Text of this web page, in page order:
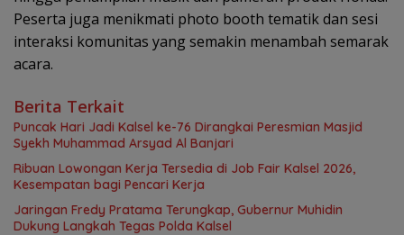
Peserta juga menikmati photo booth tematik dan sesi
interaksi komunitas yang semakin menambah semarak
acara.
Berita Terkait
Puncak Hari Jadi Kalsel ke-76 Dirangkai Peresmian Masjid
Syekh Muhammad Arsyad Al Banjari
Ribuan Lowongan Kerja Tersedia di Job Fair Kalsel 2026,
Kesempatan bagi Pencari Kerja
Jaringan Fredy Pratama Terungkap, Gubernur Muhidin
Dukung Langkah Tegas Polda Kalsel